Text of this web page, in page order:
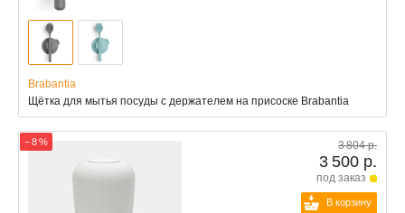
Brabantia
Щётка для мытья посуды с держателем на присоске Brabantia
− 8 % 3 804 р.
3 500 р.
под заказ
В корзину